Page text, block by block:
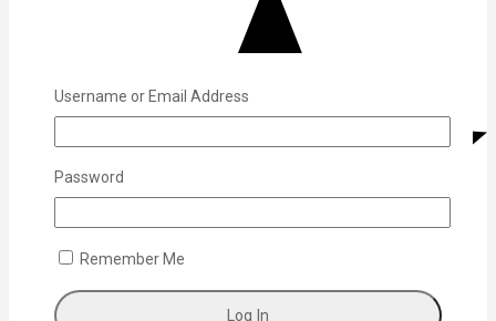
Username or Email Address
Password
Remember Me